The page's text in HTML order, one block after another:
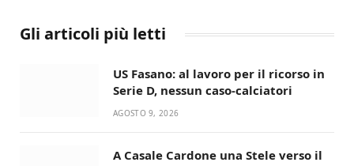
Gli articoli più letti
US Fasano: al lavoro per il ricorso in
Serie D, nessun caso-calciatori
AGOSTO 9, 2026
A Casale Cardone una Stele verso il